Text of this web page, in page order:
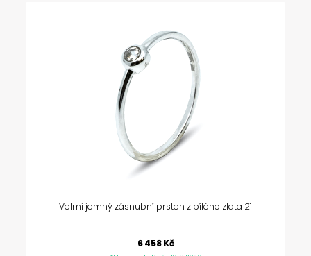
Velmi jemný zásnubní prsten z bílého zlata 21
6 458 Kč